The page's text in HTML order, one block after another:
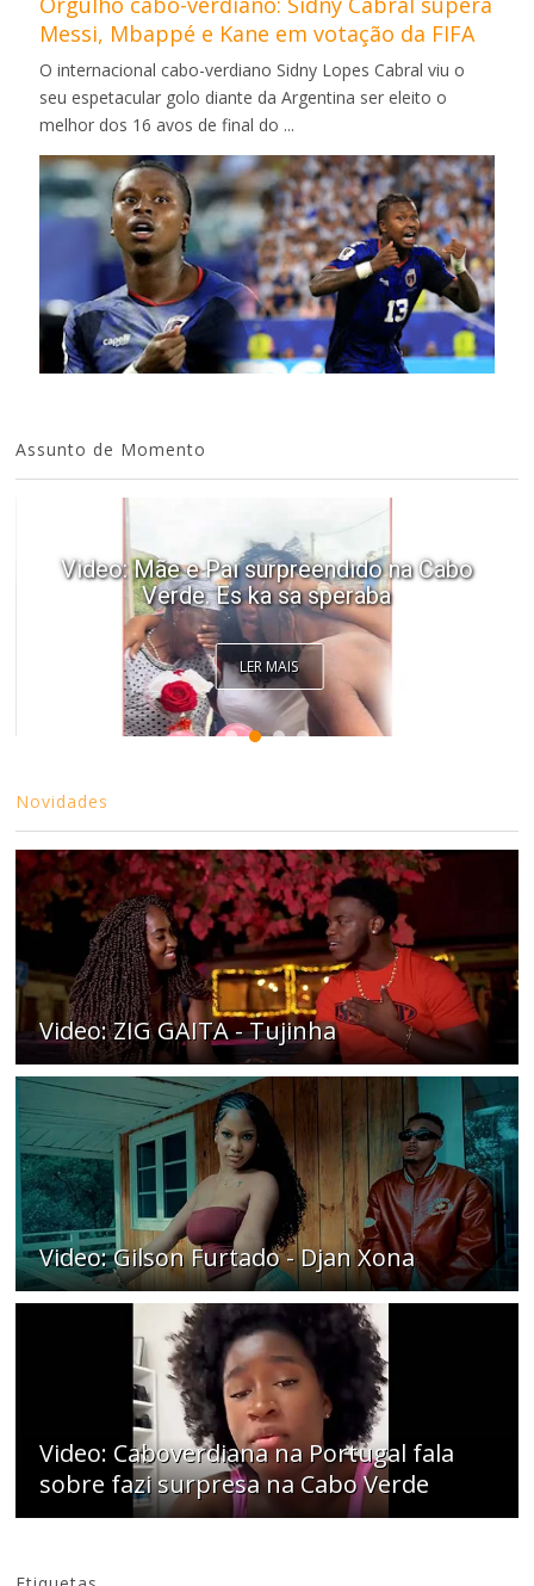
Messi, Mbappé e Kane em votação da FIFA
O internacional cabo-verdiano Sidny Lopes Cabral viu o
seu espetacular golo diante da Argentina ser eleito o
melhor dos 16 avos de final do ...
Assunto de Momento
Video: Mãe e Pai surpreendido na Cabo
Verde. Es ka sa speraba
LER MAIS
Novidades
Video: ZIG GAITA - Tujinha
Video: Gilson Furtado - Djan Xona
Video: Caboverdiana na Portugal fala
sobre fazi surpresa na Cabo Verde